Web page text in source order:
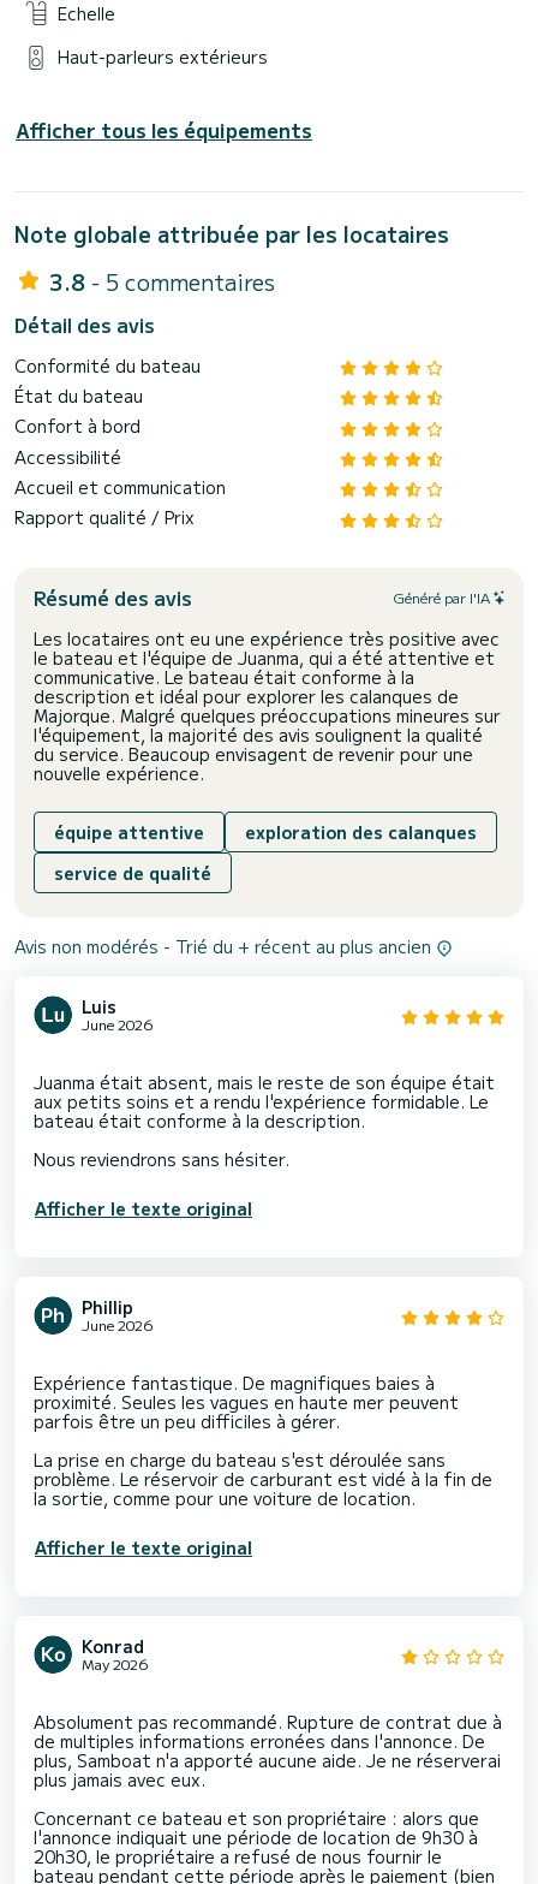
Echelle
Haut-parleurs extérieurs
Afficher tous les équipements
Note globale attribuée par les locataires
3.8 - 5 commentaires
Détail des avis
Conformité du bateau
État du bateau
Confort à bord
Accessibilité
Accueil et communication
Rapport qualité / Prix
Résumé des avis Généré par l'IA
Les locataires ont eu une expérience très positive avec
le bateau et l'équipe de Juanma, qui a été attentive et
communicative. Le bateau était conforme à la
description et idéal pour explorer les calanques de
Majorque. Malgré quelques préoccupations mineures sur
l'équipement, la majorité des avis soulignent la qualité
du service. Beaucoup envisagent de revenir pour une
nouvelle expérience.
équipe attentive
exploration des calanques
service de qualité
Avis non modérés - Trié du + récent au plus ancien
Luis
June 2026
Juanma était absent, mais le reste de son équipe était
aux petits soins et a rendu l'expérience formidable. Le
bateau était conforme à la description.
Afficher le texte original
Phillip
June 2026
Expérience fantastique. De magnifiques baies à
proximité. Seules les vagues en haute mer peuvent
parfois être un peu difficiles à gérer.
La prise en charge du bateau s'est déroulée sans
problème. Le réservoir de carburant est vidé à la fin de
Afficher le texte original
Konrad
May 2026
Absolument pas recommandé. Rupture de contrat due à
de multiples informations erronées dans l'annonce. De
plus, Samboat n'a apporté aucune aide. Je ne réserverai
plus jamais avec eux.
Concernant ce bateau et son propriétaire : alors que
l'annonce indiquait une période de location de 9h30 à
20h30, le propriétaire a refusé de nous fournir le
bateau pendant cette période après le paiement (bien